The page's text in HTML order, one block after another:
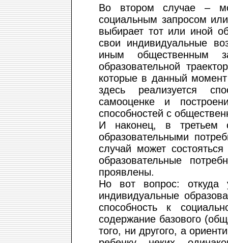
Во втором случае –
социальным запросом
выбирает тот или иной
свои индивидуальные
иным общественным
образовательной
которые в данный
здесь реализуется
самооценке и
способностей с
И наконец, в третьем
образовательными
случай может
образовательные
проявлены.
Но вот вопрос: откуда
индивидуальные
способность к
содержание базового
того, ни другого, а